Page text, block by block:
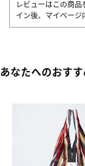
レビューはこの商
イン後、マイページ
あなたへのおす